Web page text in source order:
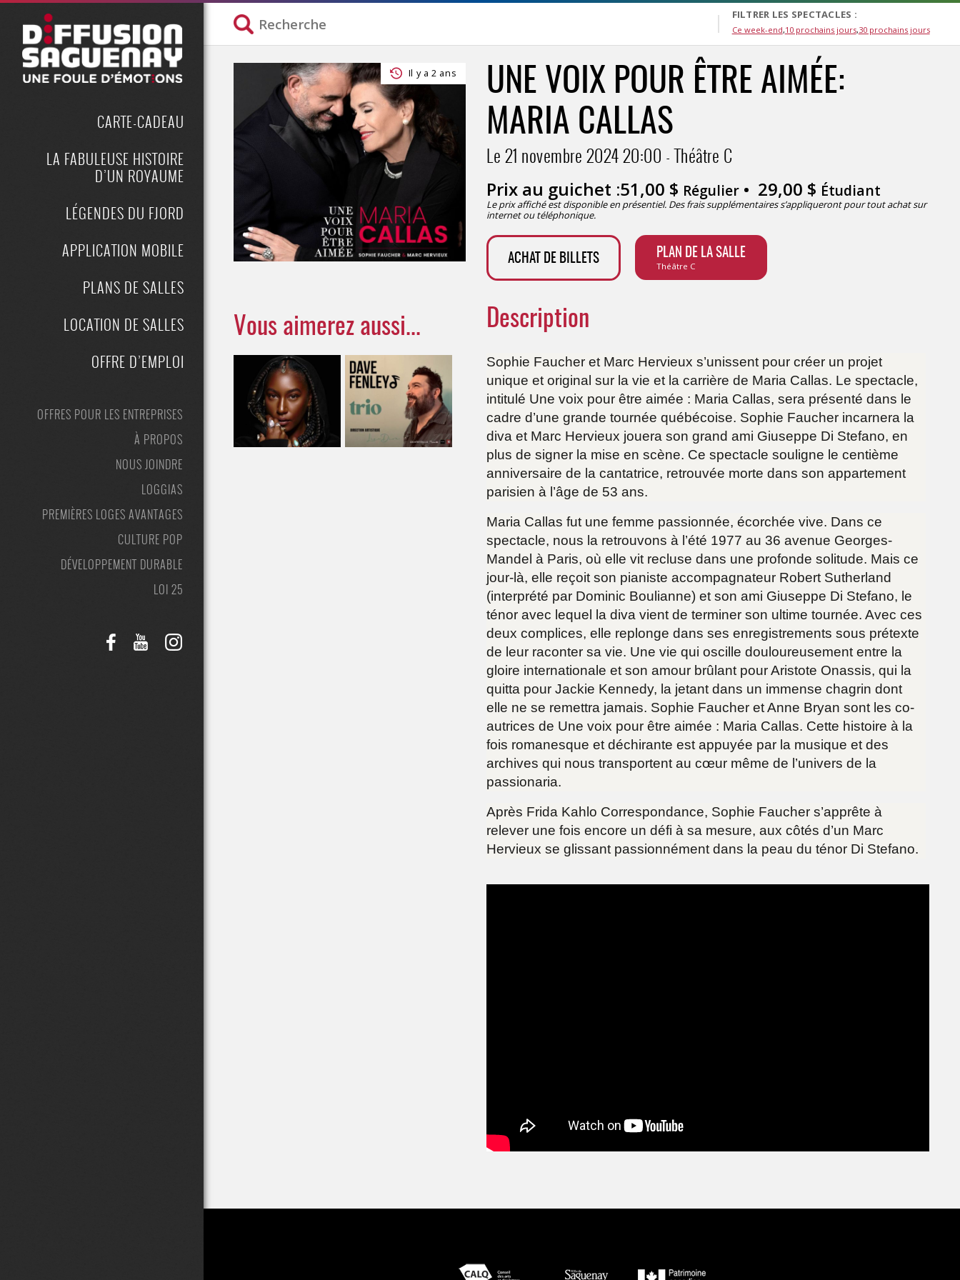
CARTE-CADEAU
LA FABULEUSE HISTOIRE
D’UN ROYAUME
LÉGENDES DU FJORD
APPLICATION MOBILE
PLANS DE SALLES
LOCATION DE SALLES
OFFRE D’EMPLOI
OFFRES POUR LES ENTREPRISES
À PROPOS
NOUS JOINDRE
LOGGIAS
PREMIÈRES LOGES AVANTAGES
CULTURE POP
DÉVELOPPEMENT DURABLE
LOI 25
FILTRER LES SPECTACLES :
Ce week-end 10 prochains jours 30 prochains jours
Il y a 2 ans
UNE VOIX POUR ÊTRE AIMÉE:
MARIA CALLAS
Le 21 novembre 202420:00 Théâtre C
Prix au guichet :51,00 $ Régulier 29,00 $ Étudiant
Le prix affiché est disponible en présentiel. Des frais supplémentaires s’appliqueront pour tout achat sur
internet ou téléphonique.
ACHAT DE BILLETS PLAN DE LA SALLE
Théâtre C
Description
Sophie Faucher et Marc Hervieux s’unissent pour créer un projet
unique et original sur la vie et la carrière de Maria Callas. Le spectacle,
intitulé Une voix pour être aimée : Maria Callas, sera présenté dans le
cadre d’une grande tournée québécoise. Sophie Faucher incarnera la
diva et Marc Hervieux jouera son grand ami Giuseppe Di Stefano, en
plus de signer la mise en scène. Ce spectacle souligne le centième
anniversaire de la cantatrice, retrouvée morte dans son appartement
parisien à l’âge de 53 ans.
Maria Callas fut une femme passionnée, écorchée vive. Dans ce
spectacle, nous la retrouvons à l’été 1977 au 36 avenue Georges-
Mandel à Paris, où elle vit recluse dans une profonde solitude. Mais ce
jour-là, elle reçoit son pianiste accompagnateur Robert Sutherland
(interprété par Dominic Boulianne) et son ami Giuseppe Di Stefano, le
ténor avec lequel la diva vient de terminer son ultime tournée. Avec ces
deux complices, elle replonge dans ses enregistrements sous prétexte
de leur raconter sa vie. Une vie qui oscille douloureusement entre la
gloire internationale et son amour brûlant pour Aristote Onassis, qui la
quitta pour Jackie Kennedy, la jetant dans un immense chagrin dont
elle ne se remettra jamais. Sophie Faucher et Anne Bryan sont les co-
autrices de Une voix pour être aimée : Maria Callas. Cette histoire à la
fois romanesque et déchirante est appuyée par la musique et des
archives qui nous transportent au cœur même de l’univers de la
passionaria.
Après Frida Kahlo Correspondance, Sophie Faucher s’apprête à
relever une fois encore un défi à sa mesure, aux côtés d’un Marc
Hervieux se glissant passionnément dans la peau du ténor Di Stefano.
Vous aimerez aussi...